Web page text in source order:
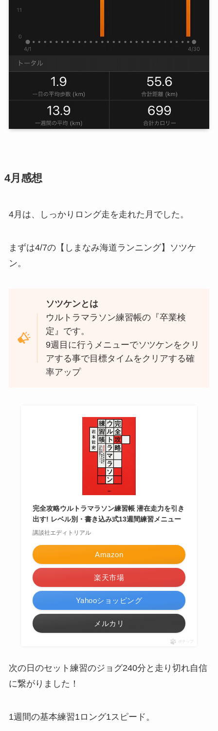
4月感想
4月は、しっかりロング走を走れた月でした。
まずは4/7の【しまなみ海道ランニング】ソツケ
ン。
ソツケンとは
ウルトラマラソン練習帳の『卒業検
定』です。
9週目に行うメニューでソツケンをクリ
アする事で目標タイムをクリアする確
率アップ
完全攻略ウルトラマラソン練習帳 潜在走力を引き
出す! レベル別・書き込み式13週間練習メニュー
講談社エディトリアル
Amazon
楽天市場
Yahooショッピング
メルカリ
ポチップ
次の日のセット練習のジョグ240分と走り切れ自信
に繋がりました！
1週間の基本練習1ロング1スピード。